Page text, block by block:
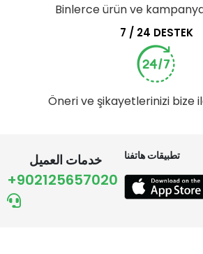
Binlerce ürün ve
7 / 24 DESTEK
Öneri ve şikayetlerinizi bize
خدمات العميل
+902125657020
تطبيقات هاتفنا